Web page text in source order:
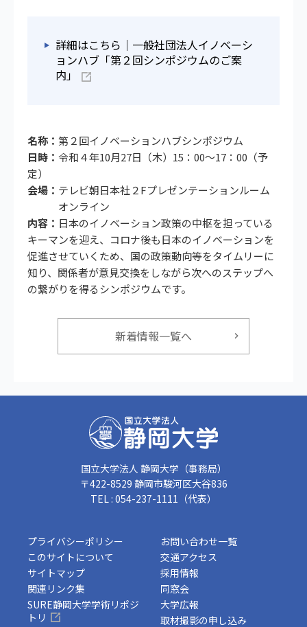
詳細はこちら｜一般社団法人イノベーシ
ョンハブ「第２回シンポジウムのご案
内」
名称： 第２回イノベーションハブシンポジウム
日時： 令和４年10月27日（木）15：00～17：00（予
定）
会場： テレビ朝日本社２Fプレゼンテーションルーム
オンライン
内容： 日本のイノベーション政策の中枢を担っている
キーマンを迎え、コロナ後も日本のイノベーションを
促進させていくため、国の政策動向等をタイムリーに
知り、関係者が意見交換をしながら次へのステップへ
の繋がりを得るシンポジウムです。
新着情報一覧へ
国立大学法人 静岡大学（事務局）
〒422-8529 静岡市駿河区大谷836
TEL : 054-237-1111（代表）
プライバシーポリシー
このサイトについて
サイトマップ
関連リンク集
お問い合わせ一覧
交通アクセス
採用情報
同窓会
SURE静岡大学学術リポジ
トリ
大学広報
取材撮影の申し込み